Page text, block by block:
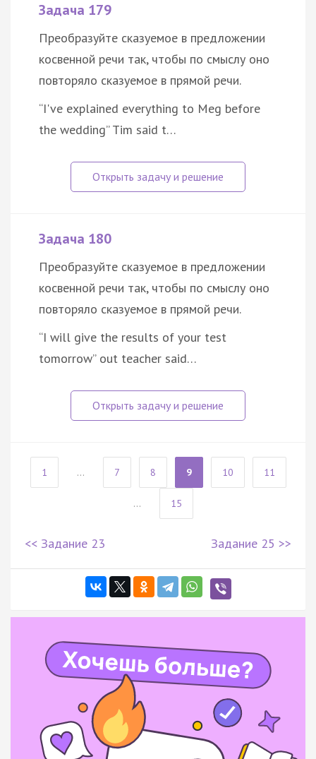
Задача 179
Преобразуйте сказуемое в предложении
косвенной речи так, чтобы по смыслу оно
повторяло сказуемое в прямой речи.
“I've explained everything to Meg before
the wedding” Tim said t…
Задача 180
Преобразуйте сказуемое в предложении
косвенной речи так, чтобы по смыслу оно
повторяло сказуемое в прямой речи.
“I will give the results of your test
tomorrow” out teacher said…
1 ... 7 8 9 10 11
... 15
<< Задание 23 Задание 25 >>